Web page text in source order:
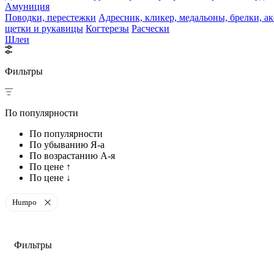
Амуниция
Поводки, перестежки Адресник, кликер, медальоны, брелки,
щетки и рукавицы Когтерезы Расчески
Шлеи
Фильтры
По популярности
По популярности
По убыванию Я-а
По возрастанию А-я
По цене ↑
По цене ↓
Humpo
Фильтры